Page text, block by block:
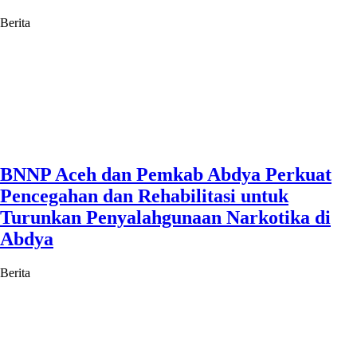
Berita
BNNP Aceh dan Pemkab Abdya Perkuat
Pencegahan dan Rehabilitasi untuk
Turunkan Penyalahgunaan Narkotika di
Abdya
Berita